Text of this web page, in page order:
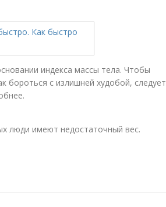
индекса массы тела. Чтобы
бороться с излишней худобой, следует
люди имеют недостаточный вес.